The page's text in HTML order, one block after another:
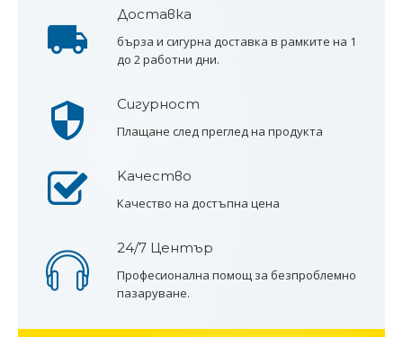
Доставка
бърза и сигурна доставка в рамките на 1
до 2 работни дни.
Сигурност
Плащане след преглед на продукта
Kачество
Качество на достъпна цена
24/7 Център
Професионална помощ за безпроблемно
пазаруване.